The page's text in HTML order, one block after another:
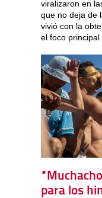
viralizaron en
que no deja de
vivió con la
el foco principal
para los